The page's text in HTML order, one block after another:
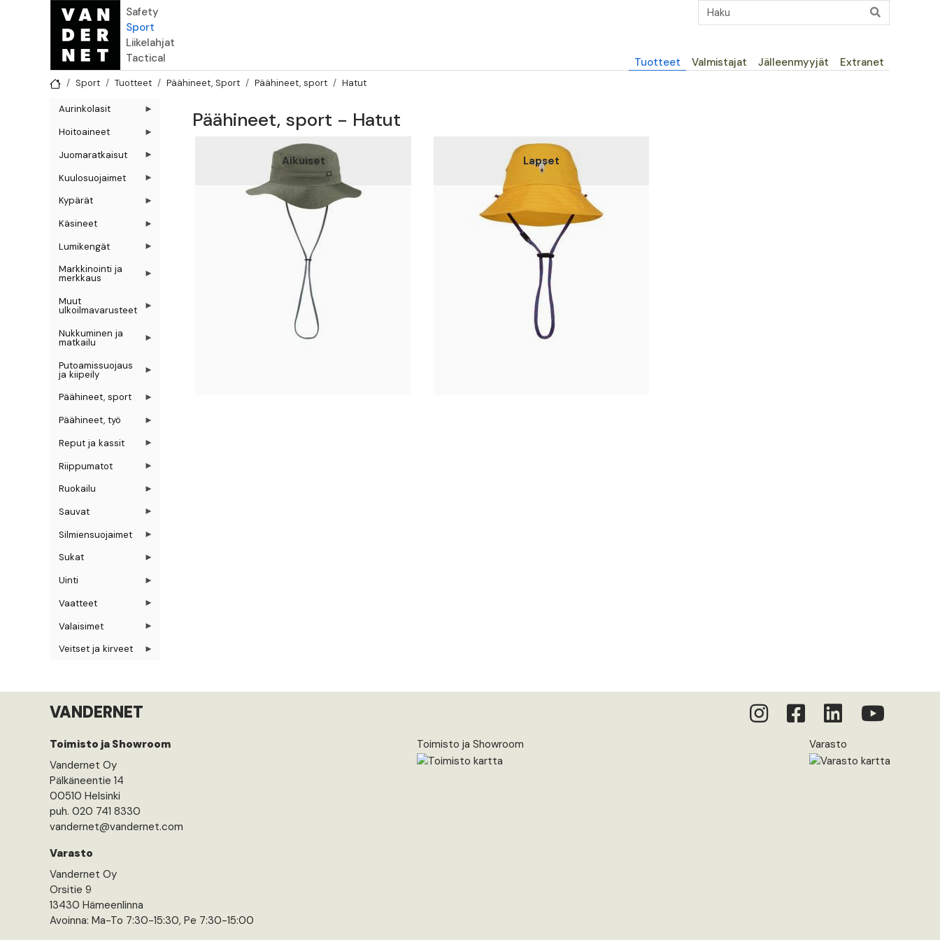
Hyppää pääsisältöön
Safety
Sport
Liikelahjat
Tactical
Päävalikko
Tuotteet Valmistajat Jälleenmyyjät Extranet
Sport Tuotteet Päähineet, Sport Päähineet, sport Hatut
Päähineet, sport - Hatut
Aikuiset Lapset
Aurinkolasit
Hoitoaineet
Juomaratkaisut
Kuulosuojaimet
Kypärät
Käsineet
Lumikengät
Markkinointi ja
merkkaus
Muut
ulkoilmavarusteet
Nukkuminen ja
matkailu
Putoamissuojaus
ja kiipeily
Päähineet, sport
Päähineet, työ
Reput ja kassit
Riippumatot
Ruokailu
Sauvat
Silmiensuojaimet
Sukat
Uinti
Vaatteet
Valaisimet
Veitset ja kirveet
VANDERNET
Toimisto ja Showroom
Vandernet Oy
Pälkäneentie 14
00510 Helsinki
puh. 020 741 8330
vandernet@vandernet.com
Varasto
Vandernet Oy
Orsitie 9
13430 Hämeenlinna
Avoinna: Ma-To 7:30-15:30, Pe 7:30-15:00
Toimisto ja Showroom Varasto